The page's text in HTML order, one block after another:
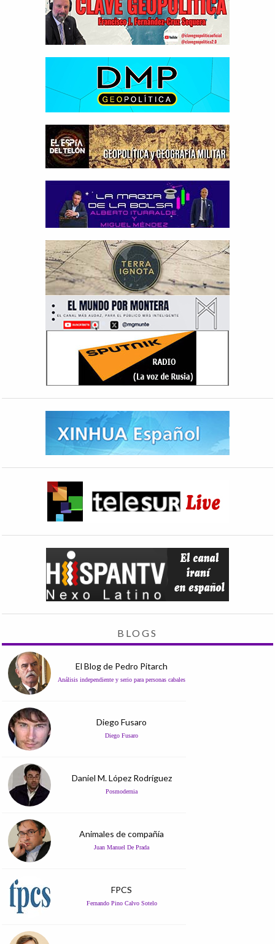
BLOGS
El Blog de Pedro Pitarch
Análisis independiente y serio para personas cabales
Diego Fusaro
Diego Fusaro
Daniel M. López Rodríguez
Posmodernia
Animales de compañía
Juan Manuel De Prada
FPCS
Fernando Pino Calvo Sotelo